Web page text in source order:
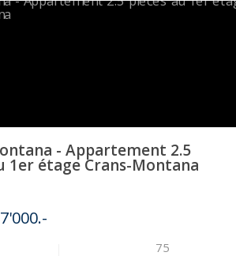
- Appartement 2.5
1er étage Crans-Montana
75